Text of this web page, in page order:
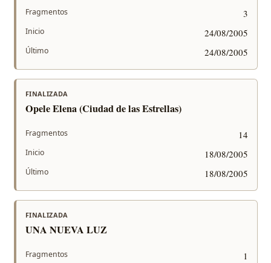
Fragmentos 3
Inicio 24/08/2005
Último 24/08/2005
FINALIZADA
Opele Elena (Ciudad de las Estrellas)
Fragmentos 14
Inicio 18/08/2005
Último 18/08/2005
FINALIZADA
UNA NUEVA LUZ
Fragmentos 1